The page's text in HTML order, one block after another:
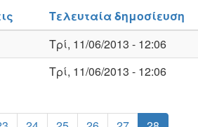
Τελευταία δημοσίευση
Τρί, 11/06/2013 - 12:06
Τρί, 11/06/2013 - 12:06